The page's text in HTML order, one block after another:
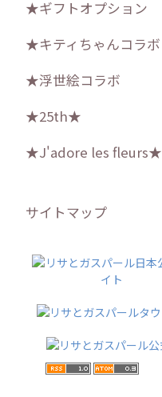
★ギフトオプション
★キティちゃんコラボ
★浮世絵コラボ
★25th★
★J'adore les fleurs★
サイトマップ